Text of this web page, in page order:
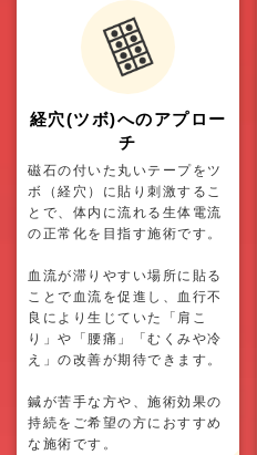
経穴(ツボ)へのアプロー
チ
磁石の付いた丸いテープをツ
ボ（経穴）に貼り刺激するこ
とで、体内に流れる生体電流
の正常化を目指す施術です。
血流が滞りやすい場所に貼る
ことで血流を促進し、血行不
良により生じていた「肩こ
り」や「腰痛」「むくみや冷
え」の改善が期待できます。
鍼が苦手な方や、施術効果の
持続をご希望の方におすすめ
な施術です。